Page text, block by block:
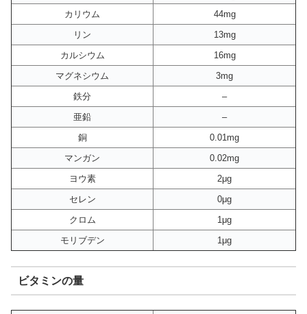
カリウム
44mg
リン
13mg
カルシウム
16mg
マグネシウム
3mg
鉄分
–
亜鉛
–
銅
0.01mg
マンガン
0.02mg
ヨウ素
2μg
セレン
0μg
クロム
1μg
モリブデン
1μg
ビタミンの量